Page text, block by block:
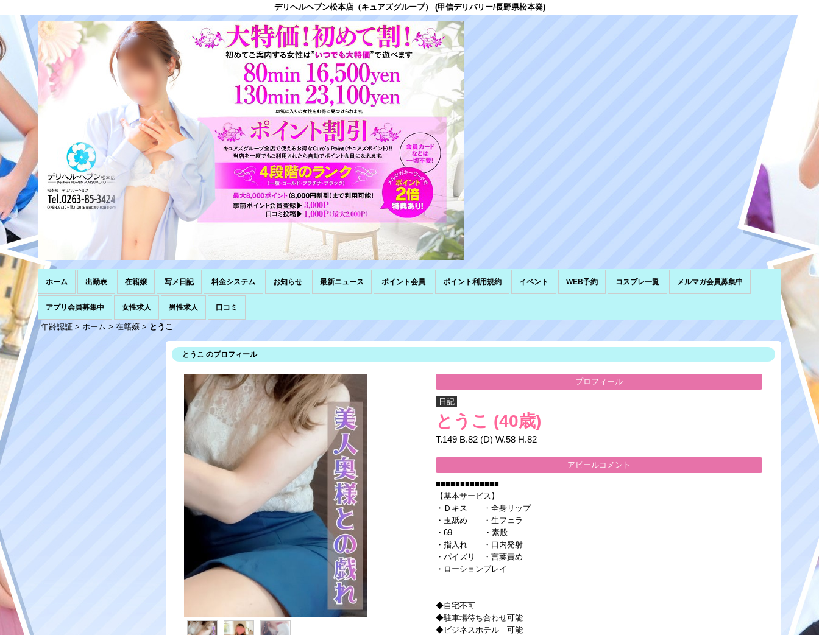
デリヘルヘブン松本店（キュアズグループ） (甲信デリバリー/長野県松本発)
ホーム 出勤表 在籍嬢 写メ日記 料金システム お知らせ 最新ニュース ポイント会員 ポイント利用規約 イベント WEB予約 コスプレ一覧 メルマガ会員募集中
アプリ会員募集中 女性求人 男性求人 口コミ
年齢認証 > ホーム > 在籍嬢 > とうこ
とうこ のプロフィール
プロフィール
日記
とうこ (40歳)
T.149 B.82 (D) W.58 H.82
アピールコメント
■■■■■■■■■■■■■
【基本サービス】
・Ｄキス ・全身リップ
・玉舐め ・生フェラ
・69 ・素股
・指入れ ・口内発射
・パイズリ ・言葉責め
・ローションプレイ
◆自宅不可
◆駐車場待ち合わせ可能
◆ビジネスホテル 可能